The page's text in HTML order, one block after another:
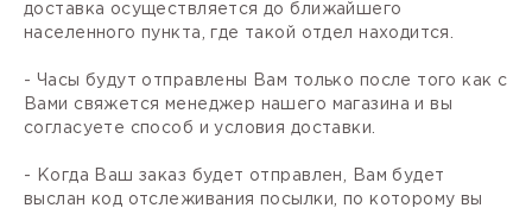
доставка осуществляется до ближайшего
населенного пункта, где такой отдел находится.
- Часы будут отправлены Вам только после того как с
Вами свяжется менеджер нашего магазина и вы
согласуете способ и условия доставки.
- Когда Ваш заказ будет отправлен, Вам будет
выслан код отслеживания посылки, по которому вы